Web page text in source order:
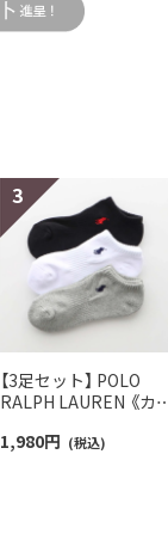
【3足セット】 POLO
RALPH LAUREN 《カ
ーチサポート ワンポ
1,980円 (税込)